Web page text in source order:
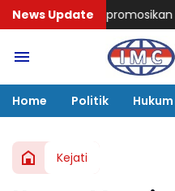
News Update
Jadi Kajati
Home Politik Hukum
Kejati